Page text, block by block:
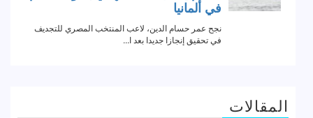
المقالات